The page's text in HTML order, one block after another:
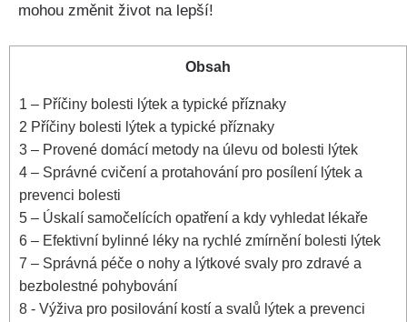
mohou‌ změnit život ‌na lepší!
Obsah
1 – Příčiny bolesti lýtek‍ a typické příznaky
2 Příčiny bolesti lýtek ‌a typické příznaky
3 – Provené domácí metody na úlevu od bolesti lýtek
4 – Správné ⁢cvičení⁣ a protahování pro ⁤posílení lýtek a
prevenci bolesti
5 – Úskalí samočelících opatření a⁤ kdy⁤ vyhledat lékaře
6 – Efektivní bylinné léky na rychlé zmírnění bolesti lýtek
7 – Správná péče o nohy a lýtkové svaly pro zdravé a
⁤bezbolestné pohybování
8 -⁢ Výživa pro posilování kostí a svalů lýtek a‌ prevenci